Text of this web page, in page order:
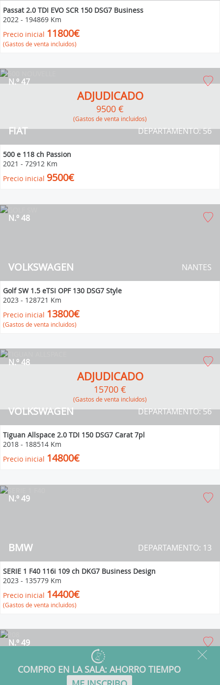
Passat 2.0 TDI EVO SCR 150 DSG7 Business
2022 - 194869 Km
Precio inicial 11800€
(Gastos de venta incluidos)
FIAT
N.º 47
DEPARTAMENTO: 56
ADJUDICADO
9500 €
(Gastos de venta incluidos)
500 e 118 ch Passion
2021 - 72912 Km
Precio inicial 9500€
VOLKSWAGEN
N.º 48
NANTES
Golf SW 1.5 eTSI OPF 130 DSG7 Style
2023 - 128721 Km
Precio inicial 13800€
(Gastos de venta incluidos)
VOLKSWAGEN
N.º 48
DEPARTAMENTO: 56
ADJUDICADO
15700 €
(Gastos de venta incluidos)
Tiguan Allspace 2.0 TDI 150 DSG7 Carat 7pl
2018 - 188514 Km
Precio inicial 14800€
BMW
N.º 49
DEPARTAMENTO: 13
SERIE 1 F40 116i 109 ch DKG7 Business Design
2023 - 135779 Km
Precio inicial 14400€
(Gastos de venta incluidos)
N.º 49